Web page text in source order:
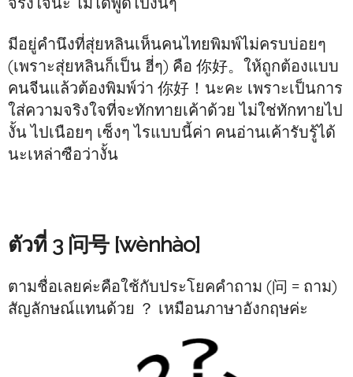
มีอยู่คำนึงที่สุ่ยหลินเห็นคนไทยพิมพ์ไม่ครบบ่อยๆ
(เพราะสุ่ยหลินก็เป็น ฮี่ๆ) คือ 你好。ให้ถูกต้องแบบ
คนจีนแล้วต้องพิมพ์ว่า 你好！นะคะ เพราะเป็นการ
ใส่ความจริงใจที่จะทักทายเค้าด้วย ไม่ใช่ทักทายไป
งั้น ไปเนือยๆ เซ็งๆ ไรแบบนี้ค่า คนอ่านเค้ารับรู้ได้
นะเหล่าซือว่างั้น
ตัวที่ 3 问号 [wènhào]
ตามชื่อเลยค่ะคือใช้กับประโยคคำถาม (问 = ถาม)
สัญลักษณ์แทนด้วย ？ เหมือนภาษาอังกฤษค่ะ